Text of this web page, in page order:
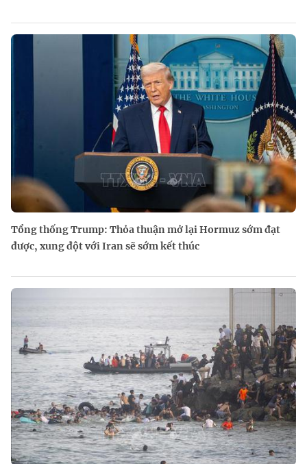
Tổng thống Trump: Thỏa thuận mở lại Hormuz sớm đạt
được, xung đột với Iran sẽ sớm kết thúc